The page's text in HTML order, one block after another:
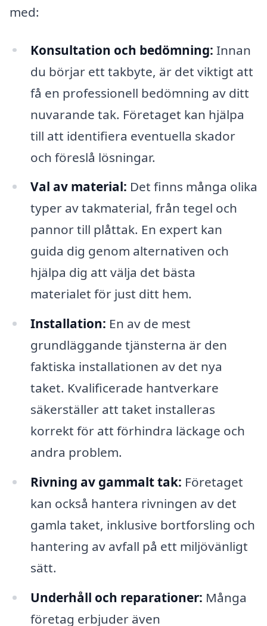
med:
Konsultation och bedömning: Innan
du börjar ett takbyte, är det viktigt att
få en professionell bedömning av ditt
nuvarande tak. Företaget kan hjälpa
till att identifiera eventuella skador
och föreslå lösningar.
Val av material: Det finns många olika
typer av takmaterial, från tegel och
pannor till plåttak. En expert kan
guida dig genom alternativen och
hjälpa dig att välja det bästa
materialet för just ditt hem.
Installation: En av de mest
grundläggande tjänsterna är den
faktiska installationen av det nya
taket. Kvalificerade hantverkare
säkerställer att taket installeras
korrekt för att förhindra läckage och
andra problem.
Rivning av gammalt tak: Företaget
kan också hantera rivningen av det
gamla taket, inklusive bortforsling och
hantering av avfall på ett miljövänligt
sätt.
Underhåll och reparationer: Många
företag erbjuder även